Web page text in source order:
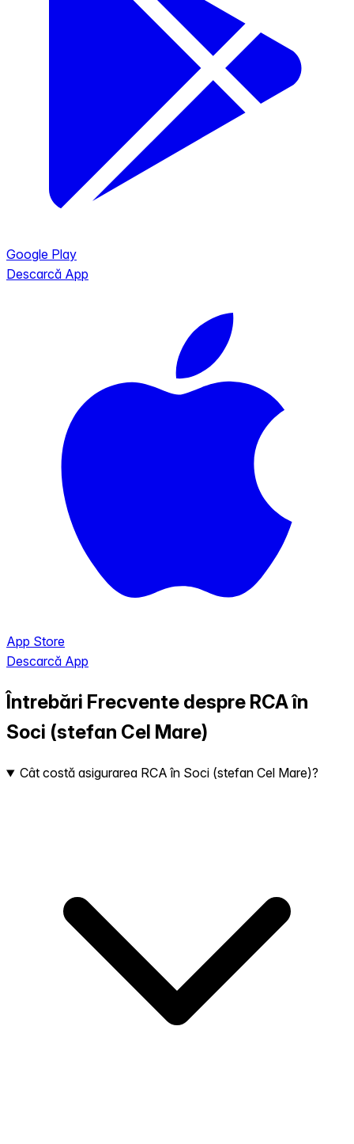
Google Play
Descarcă App
App Store
Descarcă App
Întrebări Frecvente despre RCA în
Soci (stefan Cel Mare)
Cât costă asigurarea RCA în Soci (stefan Cel Mare)?